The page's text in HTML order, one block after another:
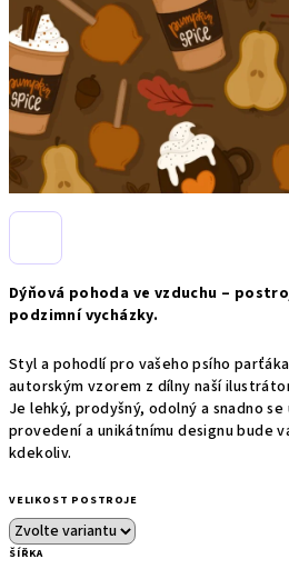
Dýňová pohoda ve vzduchu –
podzimní vycházky.
Styl a pohodlí pro vašeho psího
autorským vzorem z dílny naší
Je lehký, prodyšný, odolný a snadno
provedení a unikátnímu designu bude
kdekoliv.
VELIKOST POSTROJE
ŠÍŘKA